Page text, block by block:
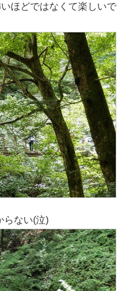
ほどではなくて楽しいで
ない(泣)